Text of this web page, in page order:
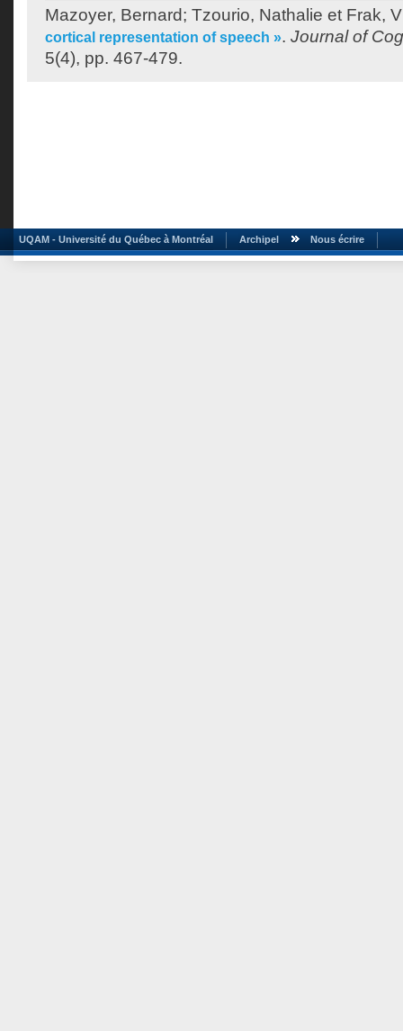
Mazoyer, Bernard; Tzourio, Nathalie et Frak,
cortical representation of speech ». Journal of
5(4), pp. 467-479.
UQAM - Université du Québec à Montréal Archipel Nous écrire